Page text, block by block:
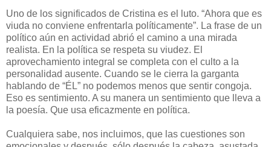
Uno de los significados de Cristina es el luto. “Ahora que es
viuda no conviene enfrentarla políticamente”. La frase de un
político aún en actividad abrió el camino a una mirada
realista. En la política se respeta su viudez. El
aprovechamiento integral se completa con el culto a la
personalidad ausente. Cuando se le cierra la garganta
hablando de “ÉL” no podemos menos que sentir congoja.
Eso es sentimiento. A su manera un sentimiento que lleva a
la poesía. Que usa eficazmente en política.
Cualquiera sabe, nos incluimos, que las cuestiones son